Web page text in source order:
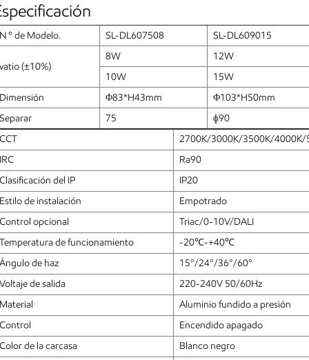
N º de Modelo. SL-DL607508 SL-DL609015
vatio (±10%)
8W
12W
10W
15W
Dimensión
Φ83*H43mm
Φ103*H50mm
Separar
75
ɸ90
CCT
2700K/3000K/3500K/4000K/
IRC
Ra90
Clasificación del IP
IP20
Estilo de instalación
Empotrado
Control opcional
Triac/0-10V/DALI
Temperatura de funcionamiento
-20℃-+40℃
Ángulo de haz
15°/24°/36°/60°
Voltaje de salida
220-240V 50/60Hz
Material
Aluminio fundido a presión
Control
Encendido apagado
Color de la carcasa
Blanco negro